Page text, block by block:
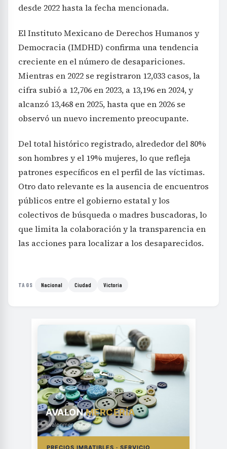
desde 2022 hasta la fecha mencionada.
El Instituto Mexicano de Derechos Humanos y
Democracia (IMDHD) confirma una tendencia
creciente en el número de desapariciones.
Mientras en 2022 se registraron 12,033 casos, la
cifra subió a 12,706 en 2023, a 13,196 en 2024, y
alcanzó 13,468 en 2025, hasta que en 2026 se
observó un nuevo incremento preocupante.
Del total histórico registrado, alrededor del 80%
son hombres y el 19% mujeres, lo que refleja
patrones específicos en el perfil de las víctimas.
Otro dato relevante es la ausencia de encuentros
públicos entre el gobierno estatal y los
colectivos de búsqueda o madres buscadoras, lo
que limita la colaboración y la transparencia en
las acciones para localizar a los desaparecidos.
TAGS Nacional Ciudad Victoria
AVALONMERCERÍA
avalonmerceria.es
PRECIOS IMBATIBLES · SERVICIO